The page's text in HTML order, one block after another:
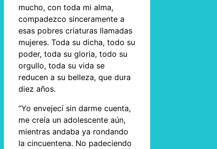
mucho, con toda mi alma,
compadezco sinceramente a
esas pobres criaturas llamadas
mujeres. Toda su dicha, todo su
poder, toda su gloria, todo su
orgullo, toda su vida se
reducen a su belleza, que dura
diez años.
“Yo envejecí sin darme cuenta,
me creía un adolescente aún,
mientras andaba ya rondando
la cincuentena. No padeciendo